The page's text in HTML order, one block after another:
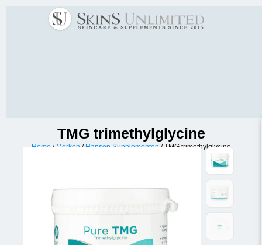
TMG trimethylglycine
Home / Merken / Hansen Supplementen / TMG trimethylglycine